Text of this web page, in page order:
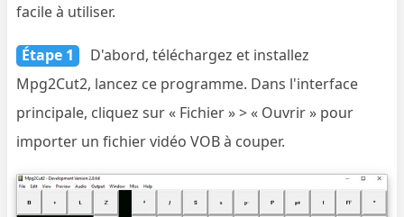
facile à utiliser.
Étape 1
D'abord, téléchargez et installez
Mpg2Cut2, lancez ce programme. Dans l'interface
principale, cliquez sur « Fichier » > « Ouvrir » pour
importer un fichier vidéo VOB à couper.